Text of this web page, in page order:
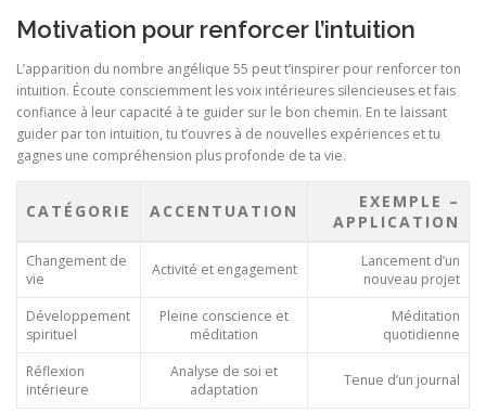
Motivation pour renforcer l’intuition
L’apparition du nombre angélique 55 peut t’inspirer pour renforcer ton
intuition. Écoute consciemment les voix intérieures silencieuses et fais
confiance à leur capacité à te guider sur le bon chemin. En te laissant
guider par ton intuition, tu t’ouvres à de nouvelles expériences et tu
gagnes une compréhension plus profonde de ta vie.
CATÉGORIE ACCENTUATION
EXEMPLE –
APPLICATION
Changement de
vie
Activité et engagement
Lancement d’un
nouveau projet
Développement
spirituel
Pleine conscience et
méditation
Méditation
quotidienne
Réflexion
intérieure
Analyse de soi et
adaptation
Tenue d’un journal